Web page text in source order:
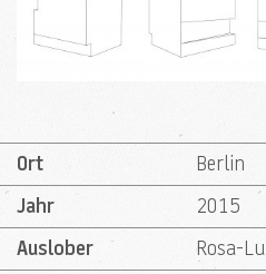
Ort Berlin
Jahr 2015
Auslober Rosa-